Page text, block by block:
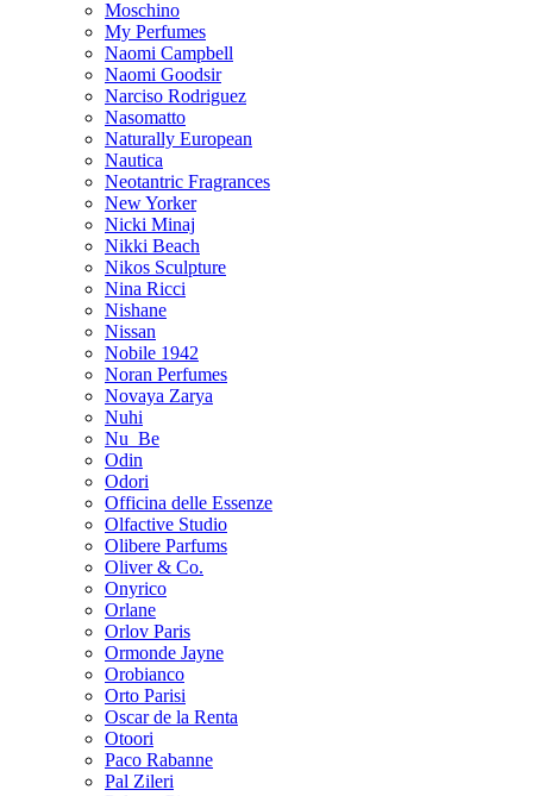
Moschino
My Perfumes
Naomi Campbell
Naomi Goodsir
Narciso Rodriguez
Nasomatto
Naturally European
Nautica
Neotantric Fragrances
New Yorker
Nicki Minaj
Nikki Beach
Nikos Sculpture
Nina Ricci
Nishane
Nissan
Nobile 1942
Noran Perfumes
Novaya Zarya
Nuhi
Nu_Be
Odin
Odori
Officina delle Essenze
Olfactive Studio
Olibere Parfums
Oliver & Co.
Onyrico
Orlane
Orlov Paris
Ormonde Jayne
Orobianco
Orto Parisi
Oscar de la Renta
Otoori
Paco Rabanne
Pal Zileri